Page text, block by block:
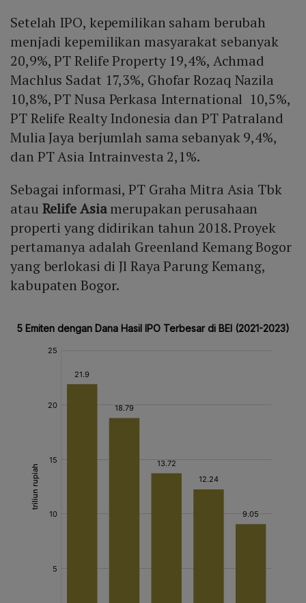
Setelah IPO, kepemilikan saham berubah
menjadi kepemilikan masyarakat sebanyak
20,9%, PT Relife Property 19,4%, Achmad
Machlus Sadat 17,3%, Ghofar Rozaq Nazila
10,8%, PT Nusa Perkasa International 10,5%,
PT Relife Realty Indonesia dan PT Patraland
Mulia Jaya berjumlah sama sebanyak 9,4%,
dan PT Asia Intrainvesta 2,1%.
Sebagai informasi, PT Graha Mitra Asia Tbk
atau Relife Asiamerupakan perusahaan
properti yang didirikan tahun 2018. Proyek
pertamanya adalah Greenland Kemang Bogor
yang berlokasi di Jl Raya Parung Kemang,
kabupaten Bogor.